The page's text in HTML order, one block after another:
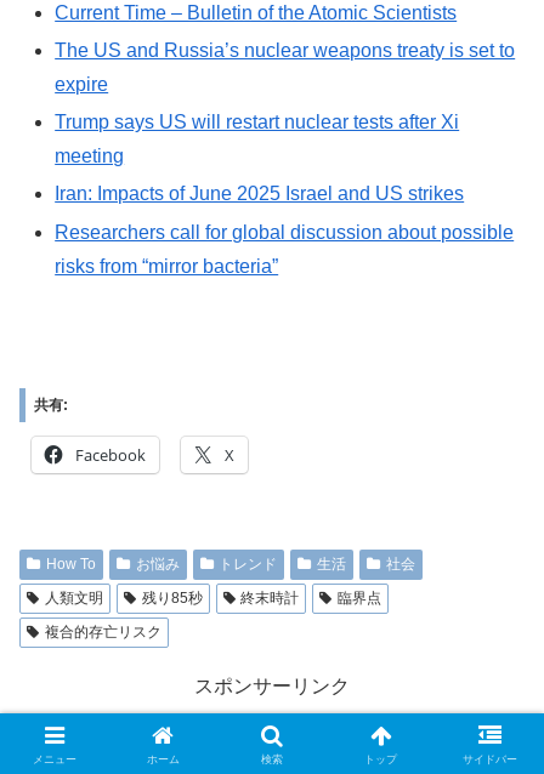
Current Time – Bulletin of the Atomic Scientists
The US and Russia’s nuclear weapons treaty is set to
expire
Trump says US will restart nuclear tests after Xi
meeting
Iran: Impacts of June 2025 Israel and US strikes
Researchers call for global discussion about possible
risks from “mirror bacteria”
共有:
Facebook X
How To お悩み トレンド 生活
社会
人類文明
残り85秒 終末時計
臨界点
複合的存亡リスク
スポンサーリンク
メニュー ホーム 検索 トップ サイドバー